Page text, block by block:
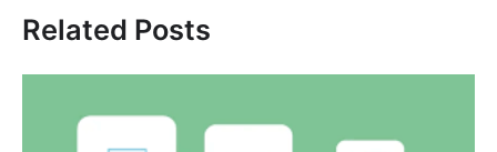
Related Posts